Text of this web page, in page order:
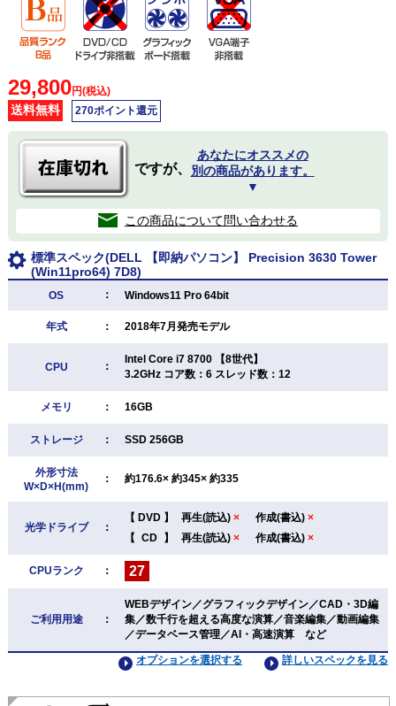
29,800円(税込)
送料無料 270ポイント還元
ですが、
あなたにオススメの
別の商品があります。
▼
この商品について問い合わせる
標準スペック(DELL 【即納パソコン】 Precision 3630 Tower
(Win11pro64) 7D8)
OS ： Windows11 Pro 64bit
年式 ： 2018年7月発売モデル
CPU ：
Intel Core i7 8700 【8世代】
3.2GHz コア数：6 スレッド数：12
メモリ ： 16GB
ストレージ ： SSD 256GB
外形寸法
W×D×H(mm)
： 約176.6× 約345× 約335
光学ドライブ ：
【 DVD 】 再生(読込) × 作成(書込) ×
【 CD 】 再生(読込) × 作成(書込) ×
CPUランク ： 27
ご利用用途 ：
WEBデザイン／グラフィックデザイン／CAD・3D編
集／数千行を超える高度な演算／音楽編集／動画編集
／データベース管理／AI・高速演算 など
詳しいスペックを見る
オプションを選択する